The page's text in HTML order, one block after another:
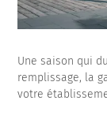
Une saison qui
remplissage, la
votre